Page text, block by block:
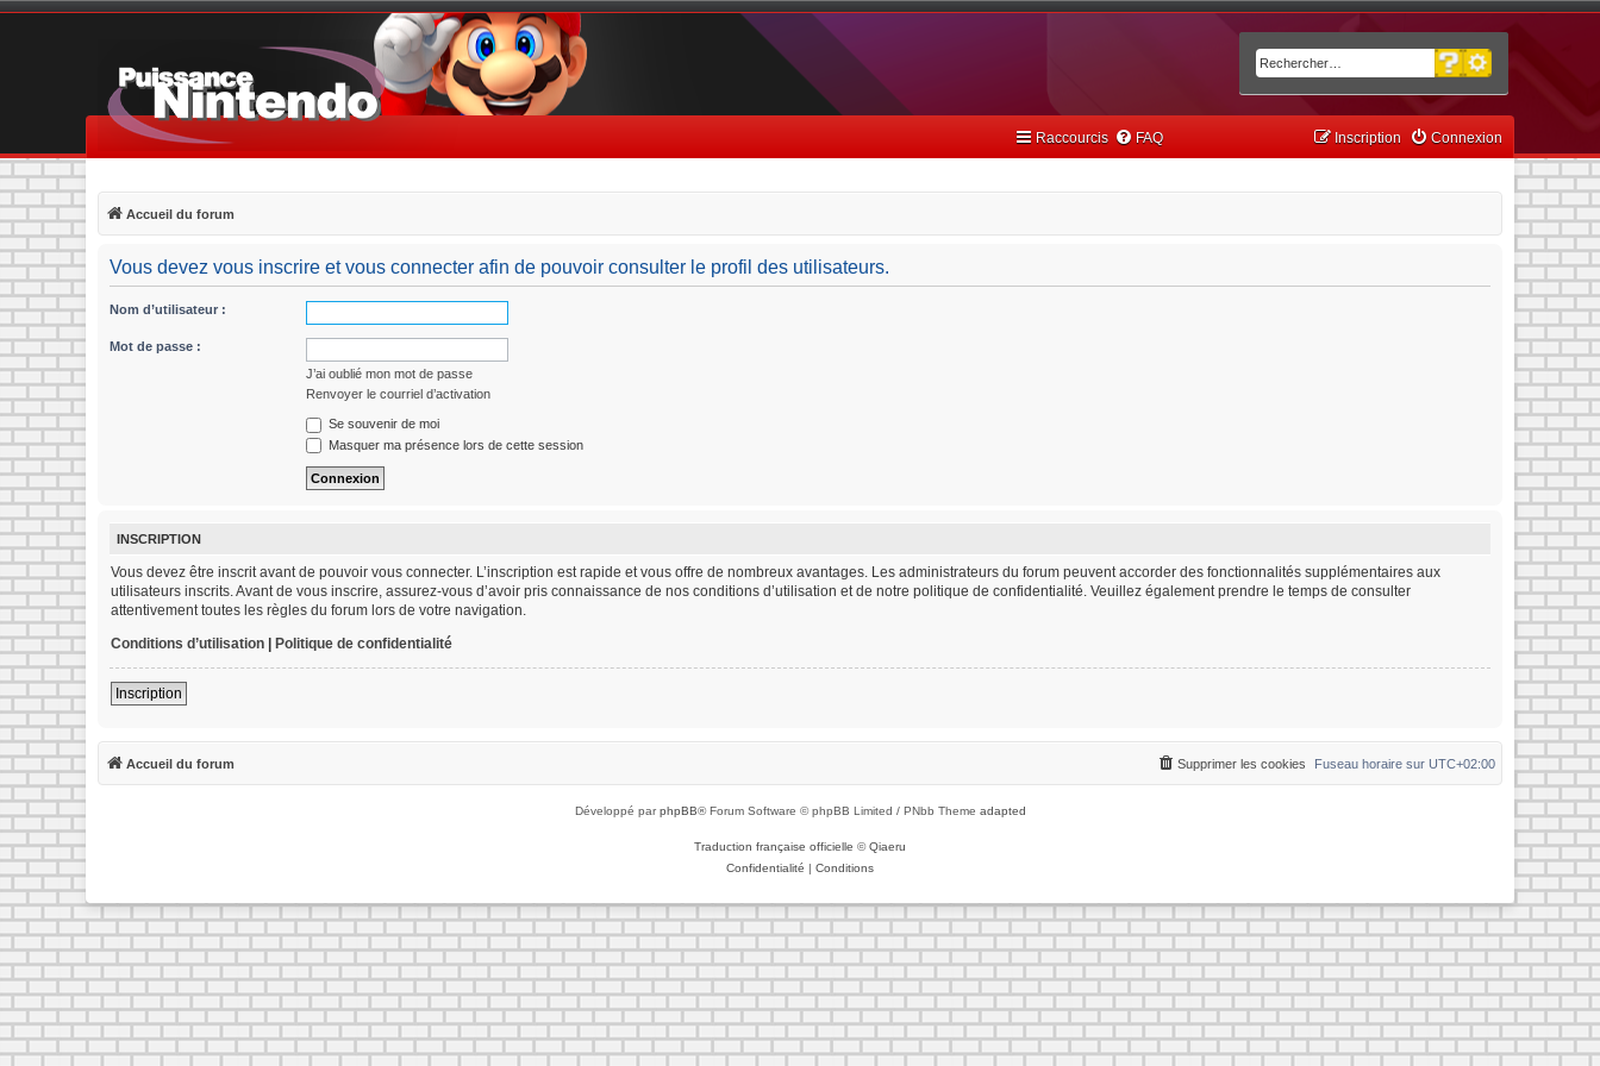
Rechercher
Recherche avancée
Raccourcis FAQ Connexion
Inscription
Accueil du forum
Vous devez vous inscrire et vous connecter afin de pouvoir consulter le profil des utilisateurs.
Nom d’utilisateur :
Mot de passe :
J’ai oublié mon mot de passe
Renvoyer le courriel d’activation
Se souvenir de moi
Masquer ma présence lors de cette session
INSCRIPTION
Vous devez être inscrit avant de pouvoir vous connecter. L’inscription est rapide et vous offre de nombreux avantages. Les administrateurs du forum peuvent accorder des fonctionnalités supplémentaires aux
utilisateurs inscrits. Avant de vous inscrire, assurez-vous d’avoir pris connaissance de nos conditions d’utilisation et de notre politique de confidentialité. Veuillez également prendre le temps de consulter
attentivement toutes les règles du forum lors de votre navigation.
Conditions d’utilisation | Politique de confidentialité
Inscription
Accueil du forum Fuseau horaire sur UTC+02:00
Supprimer les cookies
Développé parphpBB® Forum Software © phpBB Limited / PNbb Theme adapted
Traduction française officielle ©Qiaeru
Confidentialité | Conditions